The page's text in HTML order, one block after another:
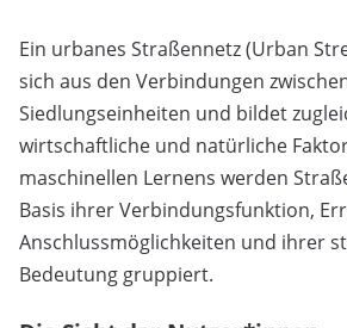
Ein urbanes Straßennetz (Urban
sich aus den Verbindungen
Siedlungseinheiten und bildet
wirtschaftliche und natürliche
maschinellen Lernens werden
Basis ihrer Verbindungsfunktion,
Anschlussmöglichkeiten und ihrer
Bedeutung gruppiert.